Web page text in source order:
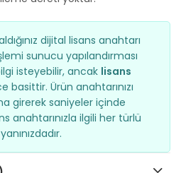
dijital lisans anahtarı
sunucu yapılandırması
isteyebilir, ancak lisans
basittir. Ürün anahtarınızı
girerek saniyeler içinde
anahtarınızla ilgili her türlü